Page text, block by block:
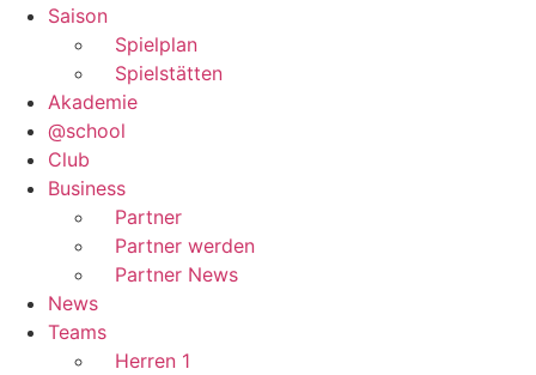
Saison
Spielplan
Spielstätten
Akademie
@school
Club
Business
Partner
Partner werden
Partner News
News
Teams
Herren 1